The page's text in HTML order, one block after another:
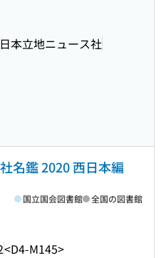
日本立地ニュース社
名鑑 2020 西日本編
<D4-M145>
国立国会図書館 全国の図書館